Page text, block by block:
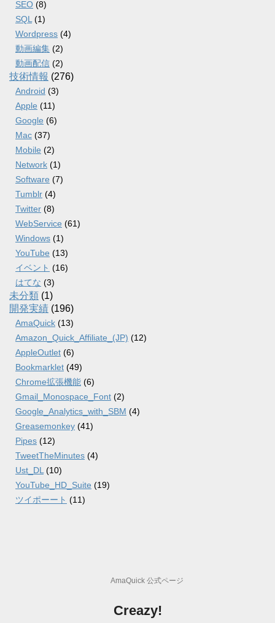
SEO (8)
SQL (1)
Wordpress (4)
動画編集 (2)
動画配信 (2)
技術情報 (276)
Android (3)
Apple (11)
Google (6)
Mac (37)
Mobile (2)
Network (1)
Software (7)
Tumblr (4)
Twitter (8)
WebService (61)
Windows (1)
YouTube (13)
イベント (16)
はてな (3)
未分類 (1)
開発実績 (196)
AmaQuick (13)
Amazon_Quick_Affiliate_(JP) (12)
AppleOutlet (6)
Bookmarklet (49)
Chrome拡張機能 (6)
Gmail_Monospace_Font (2)
Google_Analytics_with_SBM (4)
Greasemonkey (41)
Pipes (12)
TweetTheMinutes (4)
Ust_DL (10)
YouTube_HD_Suite (19)
ツイポーート (11)
AmaQuick 公式ページ
Creazy!